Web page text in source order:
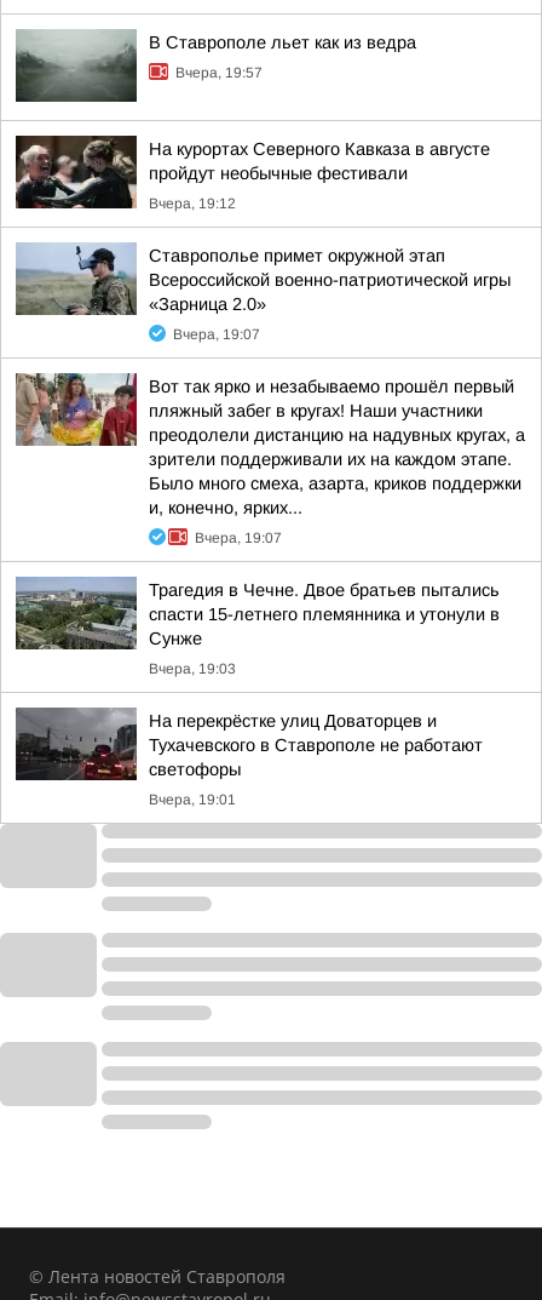
В Ставрополе льет как из ведра
Вчера, 19:57
На курортах Северного Кавказа в августе
пройдут необычные фестивали
Вчера, 19:12
Ставрополье примет окружной этап
Всероссийской военно-патриотической игры
«Зарница 2.0»
Вчера, 19:07
Вот так ярко и незабываемо прошёл первый
пляжный забег в кругах! Наши участники
преодолели дистанцию на надувных кругах, а
зрители поддерживали их на каждом этапе.
Было много смеха, азарта, криков поддержки
и, конечно, ярких...
Вчера, 19:07
Трагедия в Чечне. Двое братьев пытались
спасти 15-летнего племянника и утонули в
Сунже
Вчера, 19:03
На перекрёстке улиц Доваторцев и
Тухачевского в Ставрополе не работают
светофоры
Вчера, 19:01
© Лента новостей Ставрополя